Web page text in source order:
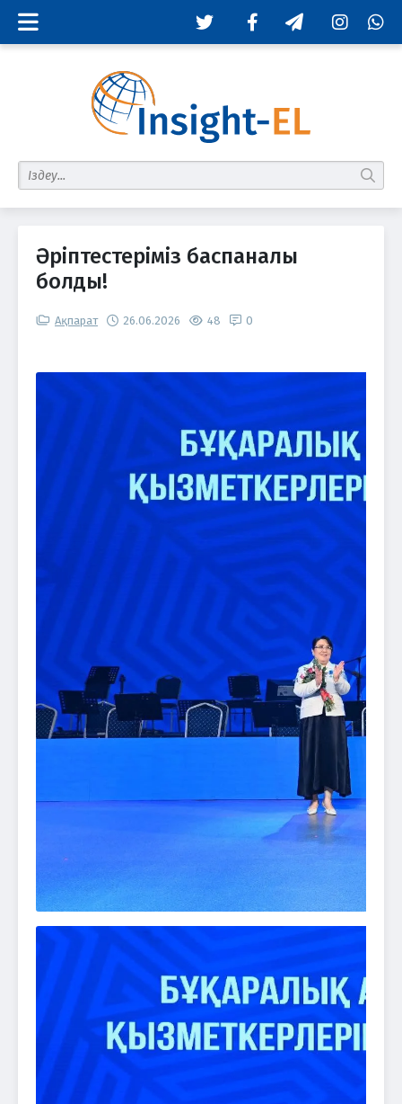
TwitterFacebookTelegramInstagram
табу
Әріптестеріміз баспаналы
болды!
Ақпарат 26.06.2026 48 0